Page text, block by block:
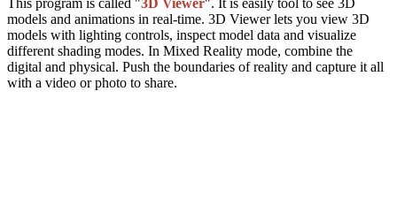
This program is called "3D Viewer". It is easily tool to see 3D
models and animations in real-time. 3D Viewer lets you view 3D
models with lighting controls, inspect model data and visualize
different shading modes. In Mixed Reality mode, combine the
digital and physical. Push the boundaries of reality and capture it all
with a video or photo to share.